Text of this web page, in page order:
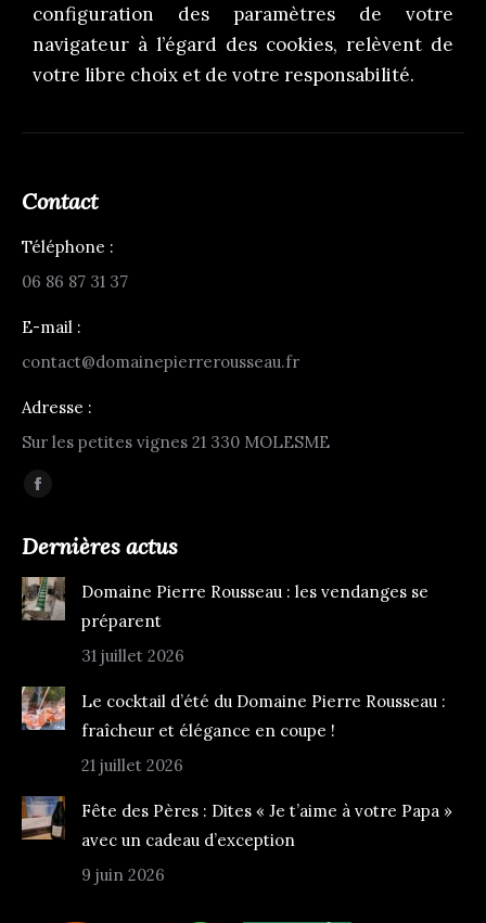
configuration des paramètres de votre
navigateur à l’égard des cookies, relèvent de
votre libre choix et de votre responsabilité.
Contact
Téléphone :
06 86 87 31 37
E-mail :
contact@domainepierrerousseau.fr
Adresse :
Sur les petites vignes 21 330 MOLESME
Trouvez nous sur :
Facebook
opens
in
new
window
Dernières actus
Domaine Pierre Rousseau : les vendanges se
préparent
31 juillet 2026
Le cocktail d’été du Domaine Pierre Rousseau :
fraîcheur et élégance en coupe !
21 juillet 2026
Fête des Pères : Dites « Je t’aime à votre Papa »
avec un cadeau d’exception
9 juin 2026